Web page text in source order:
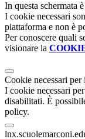
In questa schermata
I cookie necessari
piattaforma e non è
Per conoscere quali
visionare la
Cookie necessari
I cookie necessari
disabilitati. È
policy.